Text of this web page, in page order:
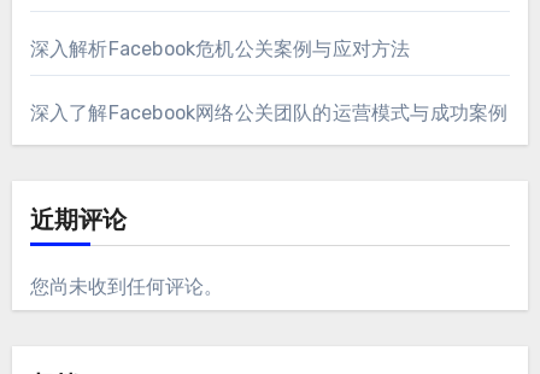
深入解析Facebook危机公关案例与应对方法
深入了解Facebook网络公关团队的运营模式与成功案例
近期评论
您尚未收到任何评论。